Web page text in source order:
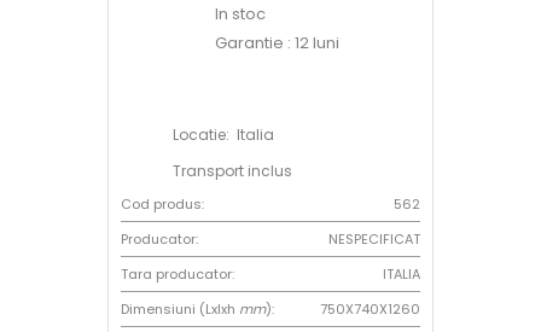
In stoc
Garantie : 12 luni
Locatie: Italia
Transport inclus
Cod produs:
562
Producator:
NESPECIFICAT
Tara producator:
ITALIA
Dimensiuni (Lxlxh mm):
750X740X1260